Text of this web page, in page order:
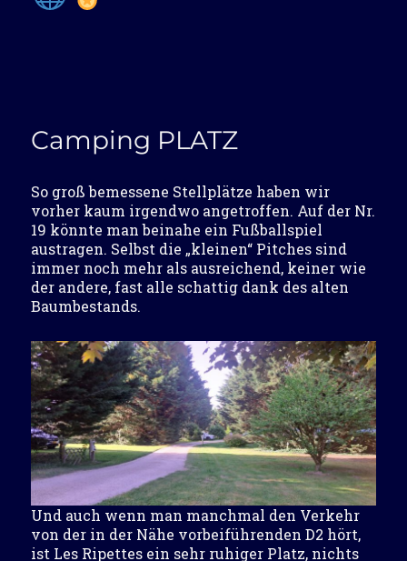
Camping PLATZ
So groß bemessene Stellplätze haben wir
vorher kaum irgendwo angetroffen. Auf der Nr.
19 könnte man beinahe ein Fußballspiel
austragen. Selbst die „kleinen“ Pitches sind
immer noch mehr als ausreichend, keiner wie
der andere, fast alle schattig dank des alten
Baumbestands.
Und auch wenn man manchmal den Verkehr
von der in der Nähe vorbeiführenden D2 hört,
ist Les Ripettes ein sehr ruhiger Platz, nichts